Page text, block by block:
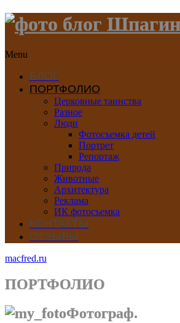
Menu
БЛОГ
ПОРТФОЛИО
Церковные таинства
Разное
Люди
Фотосъемка детей
Портрет
Репортаж
Природа
Животные
Архитектура
Реклама
ИК фотосъемка
КОНТАКТЫ
ОТЗЫВЫ
macfred.ru
ПОРТФОЛИО
Фотограф.